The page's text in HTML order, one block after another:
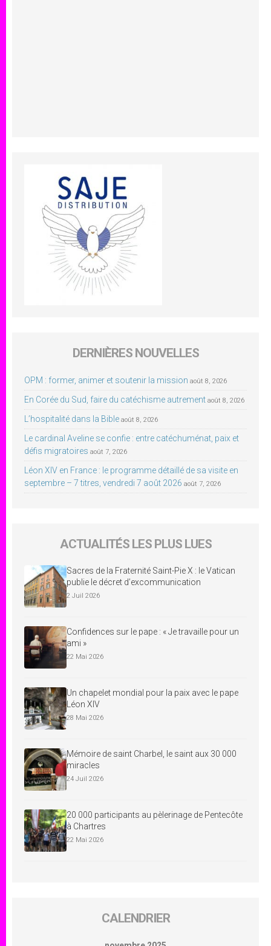
DERNIÈRES NOUVELLES
OPM : former, animer et soutenir la mission août 8, 2026
En Corée du Sud, faire du catéchisme autrement août 8, 2026
L’hospitalité dans la Bible août 8, 2026
Le cardinal Aveline se confie : entre catéchuménat, paix et
défis migratoires août 7, 2026
Léon XIV en France : le programme détaillé de sa visite en
septembre – 7 titres, vendredi 7 août 2026 août 7, 2026
ACTUALITÉS LES PLUS LUES
Sacres de la Fraternité Saint-Pie X : le Vatican
publie le décret d’excommunication
2 Juil 2026
Confidences sur le pape : « Je travaille pour un
ami »
22 Mai 2026
Un chapelet mondial pour la paix avec le pape
Léon XIV
28 Mai 2026
Mémoire de saint Charbel, le saint aux 30 000
miracles
24 Juil 2026
20 000 participants au pèlerinage de Pentecôte
à Chartres
22 Mai 2026
CALENDRIER